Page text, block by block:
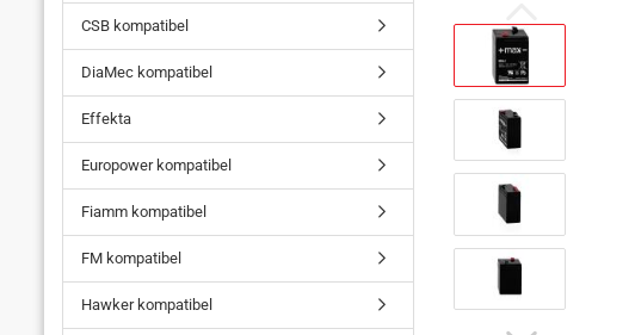
CSB kompatibel
DiaMec kompatibel
Effekta
Europower kompatibel
Fiamm kompatibel
FM kompatibel
Hawker kompatibel